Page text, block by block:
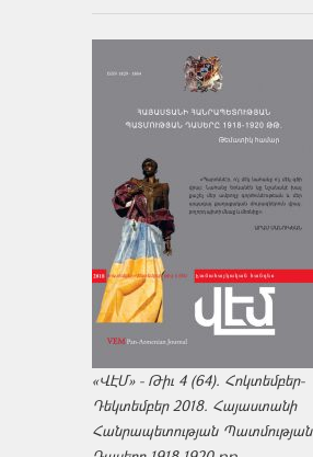
«ՎԷՄ» - Թիւ 4 (64). Հոկտեմբեր-
Դեկտեմբեր 2018. Հայաստանի
Հանրապետության Պատմության